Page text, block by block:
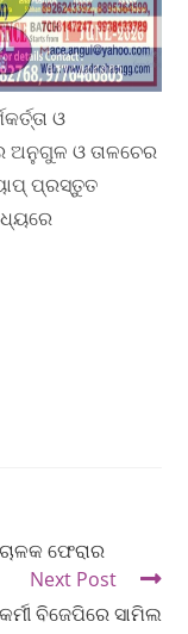
ଓ
ଅନୁଗୁଳ ଓ ତାଳଚେର
ପ୍ରସ୍ତୁତ
ଫେରାର
Next Post
ବିଜେପିରେ ସାମିଲ